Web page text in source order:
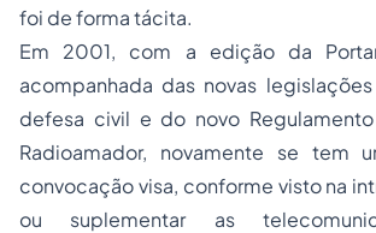
foi de forma tácita.
Em 2001, com a edição da
acompanhada das novas
defesa civil e do novo
Radioamador, novamente se tem
convocação visa, conforme visto na
ou suplementar as